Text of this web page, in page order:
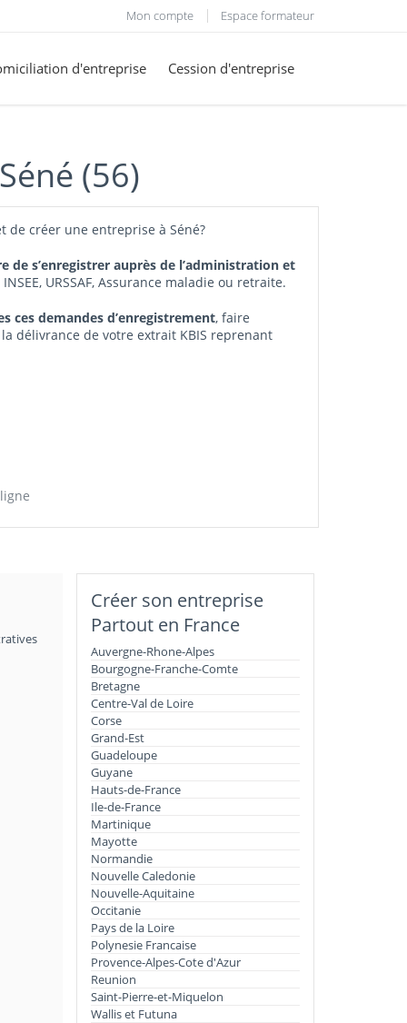
Mon compte Espace formateur
d'entreprise Cession d'entreprise
(56)
de créer une entreprise à Séné?
de s’enregistrer auprès de l’administration et
URSSAF, Assurance maladie ou retraite.
ces demandes d’enregistrement, faire
délivrance de votre extrait KBIS reprenant
Créer son entreprise
Partout en France
Auvergne-Rhone-Alpes
Bourgogne-Franche-Comte
Bretagne
Centre-Val de Loire
Corse
Grand-Est
Guadeloupe
Guyane
Hauts-de-France
Ile-de-France
Martinique
Mayotte
Normandie
Nouvelle Caledonie
Nouvelle-Aquitaine
Occitanie
Pays de la Loire
Polynesie Francaise
Provence-Alpes-Cote d'Azur
Reunion
Saint-Pierre-et-Miquelon
Wallis et Futuna